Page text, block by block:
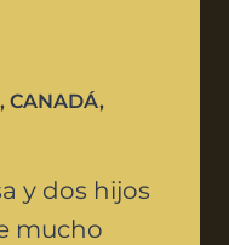
, CANADÁ,
y dos hijos
mucho